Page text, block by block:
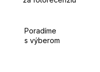
Poradíme
s výberom